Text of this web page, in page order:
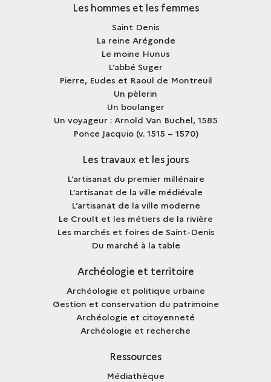
Les hommes et les femmes
Saint Denis
La reine Arégonde
Le moine Hunus
L’abbé Suger
Pierre, Eudes et Raoul de Montreuil
Un pèlerin
Un boulanger
Un voyageur : Arnold Van Buchel, 1585
Ponce Jacquio (v. 1515 – 1570)
Les travaux et les jours
L’artisanat du premier millénaire
L’artisanat de la ville médiévale
L’artisanat de la ville moderne
Le Croult et les métiers de la rivière
Les marchés et foires de Saint-Denis
Du marché à la table
Archéologie et territoire
Archéologie et politique urbaine
Gestion et conservation du patrimoine
Archéologie et citoyenneté
Archéologie et recherche
Ressources
Médiathèque